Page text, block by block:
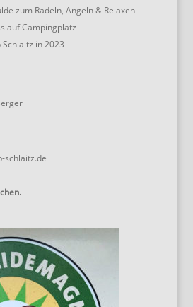
zum Radeln, Angeln & Relaxen
auf Campingplatz
in 2023
schlaitz.de